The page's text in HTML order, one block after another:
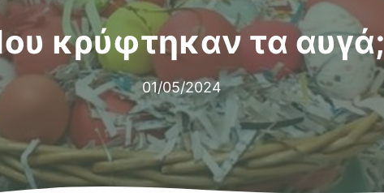
κρύφτηκαν τα αυγά;
01/05/2024